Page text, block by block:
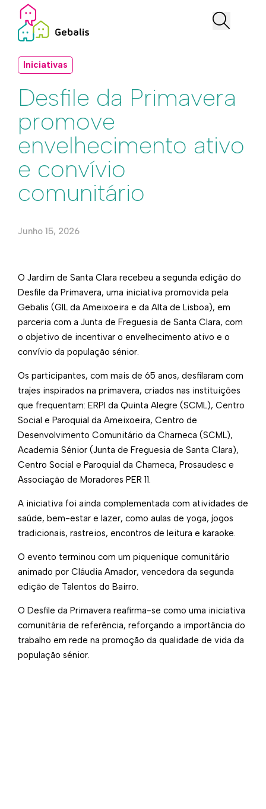
Iniciativas
Desfile da Primavera
promove
envelhecimento ativo
e convívio
comunitário
Junho 15, 2026
O Jardim de Santa Clara recebeu a segunda edição do
Desfile da Primavera, uma iniciativa promovida pela
Gebalis (GIL da Ameixoeira e da Alta de Lisboa), em
parceria com a Junta de Freguesia de Santa Clara, com
o objetivo de incentivar o envelhecimento ativo e o
convívio da população sénior.
Os participantes, com mais de 65 anos, desfilaram com
trajes inspirados na primavera, criados nas instituições
que frequentam: ERPI da Quinta Alegre (SCML), Centro
Social e Paroquial da Ameixoeira, Centro de
Desenvolvimento Comunitário da Charneca (SCML),
Academia Sénior (Junta de Freguesia de Santa Clara),
Centro Social e Paroquial da Charneca, Prosaudesc e
Associação de Moradores PER 11.
A iniciativa foi ainda complementada com atividades de
saúde, bem-estar e lazer, como aulas de yoga, jogos
tradicionais, rastreios, encontros de leitura e karaoke.
O evento terminou com um piquenique comunitário
animado por Cláudia Amador, vencedora da segunda
edição de Talentos do Bairro.
O Desfile da Primavera reafirma-se como uma iniciativa
comunitária de referência, reforçando a importância do
trabalho em rede na promoção da qualidade de vida da
população sénior.